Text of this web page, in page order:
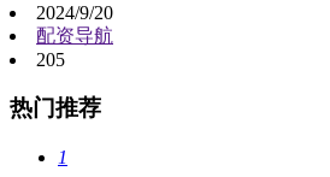
2024/9/20
配资导航
205
热门推荐
1